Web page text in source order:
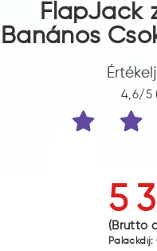
FlapJack
Banános
4,6/5
5
(Bruttó
Palackdíj: